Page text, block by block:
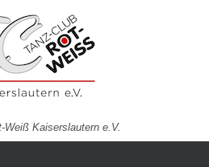
Weiß Kaiserslautern e.V.